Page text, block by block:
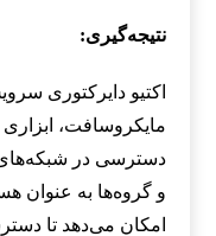
نتیجه‌گیری:
اکتیو دایرکتوری
مایکروسافت،
دسترسی در
امکان می‌دهد تا